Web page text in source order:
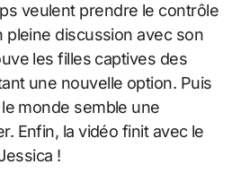
veulent prendre le contrôle
pleine discussion avec son
les filles captives des
une nouvelle option. Puis
monde semble une
Enfin, la vidéo finit avec le
!